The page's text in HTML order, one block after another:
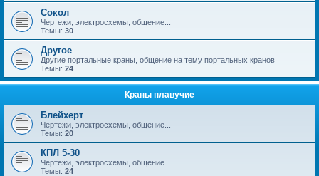
Сокол
Чертежи, электросхемы, общение...
Темы: 30
Другое
Другие портальные краны, общение на тему портальных кранов
Темы: 24
Краны плавучие
Блейхерт
Чертежи, электросхемы, общение...
Темы: 20
КПЛ 5-30
Чертежи, электросхемы, общение...
Темы: 24